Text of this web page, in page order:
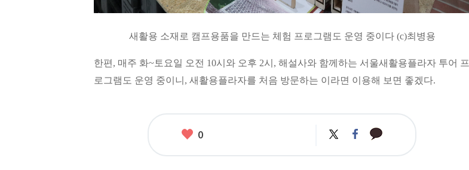
새활용 소재로 캠프용품을 만드는 체험 프로그램도 운영 중이다 (c)최병용
한편, 매주 화~토요일 오전 10시와 오후 2시, 해설사와 함께하는 서울새활용플라자 투어 프
로그램도 운영 중이니, 새활용플라자를 처음 방문하는 이라면 이용해 보면 좋겠다.
좋
0 트
위
페
이
카
카